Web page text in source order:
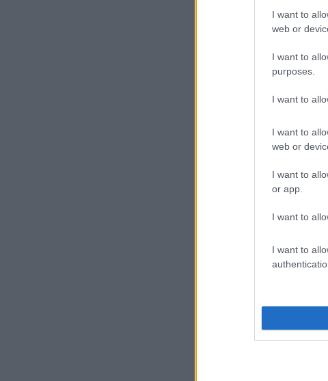
I want to
web or
I want to
purposes.
I want to
I want to
web or
I want to
or app.
I want to
I want to
Τ
ο
Full
Το αναθεωρημένο
Honda Jazz e:HEV
επιτάχυνσης και
Η συνολική ισχύς
Το υβριδικό